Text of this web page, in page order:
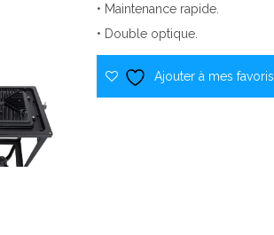
• Maintenance rapide.
• Double optique.
Ajouter à mes favoris